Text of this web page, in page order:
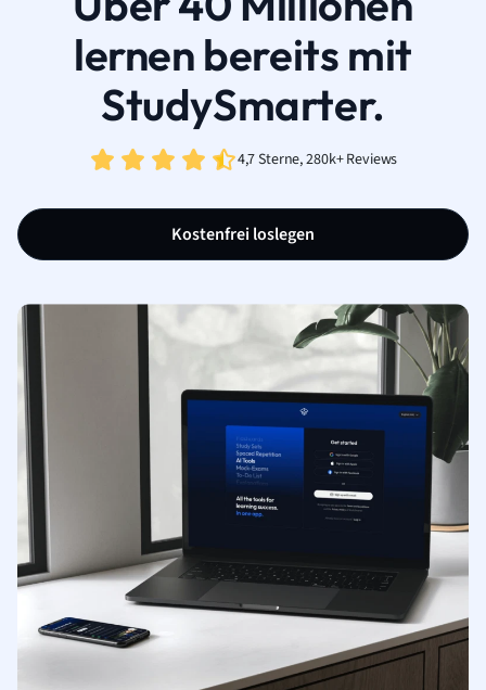
lernen bereits mit
StudySmarter.
4,7 Sterne, 280k+ Reviews
Kostenfrei loslegen